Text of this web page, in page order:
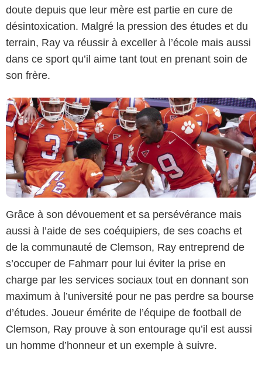
doute depuis que leur mère est partie en cure de
désintoxication. Malgré la pression des études et du
terrain, Ray va réussir à exceller à l’école mais aussi
dans ce sport qu’il aime tant tout en prenant soin de
son frère.
Grâce à son dévouement et sa persévérance mais
aussi à l’aide de ses coéquipiers, de ses coachs et
de la communauté de Clemson, Ray entreprend de
s’occuper de Fahmarr pour lui éviter la prise en
charge par les services sociaux tout en donnant son
maximum à l’université pour ne pas perdre sa bourse
d’études. Joueur émérite de l’équipe de football de
Clemson, Ray prouve à son entourage qu’il est aussi
un homme d’honneur et un exemple à suivre.